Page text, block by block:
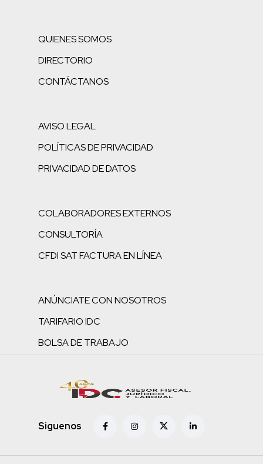
QUIENES SOMOS
DIRECTORIO
CONTÁCTANOS
AVISO LEGAL
POLÍTICAS DE PRIVACIDAD
PRIVACIDAD DE DATOS
COLABORADORES EXTERNOS
CONSULTORÍA
CFDI SAT FACTURA EN LÍNEA
ANÚNCIATE CON NOSOTROS
TARIFARIO IDC
BOLSA DE TRABAJO
Siguenos